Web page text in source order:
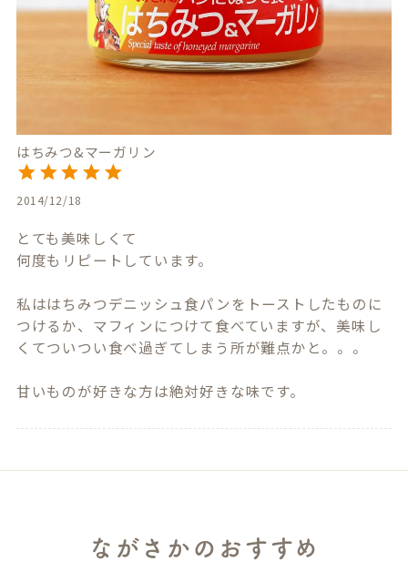
はちみつ&マーガリン
2014/12/18
とても美味しくて
何度もリピートしています。
私ははちみつデニッシュ食パンをトーストしたものに
つけるか、マフィンにつけて食べていますが、美味し
くてついつい食べ過ぎてしまう所が難点かと。。。
甘いものが好きな方は絶対好きな味です。
ながさかのおすすめ